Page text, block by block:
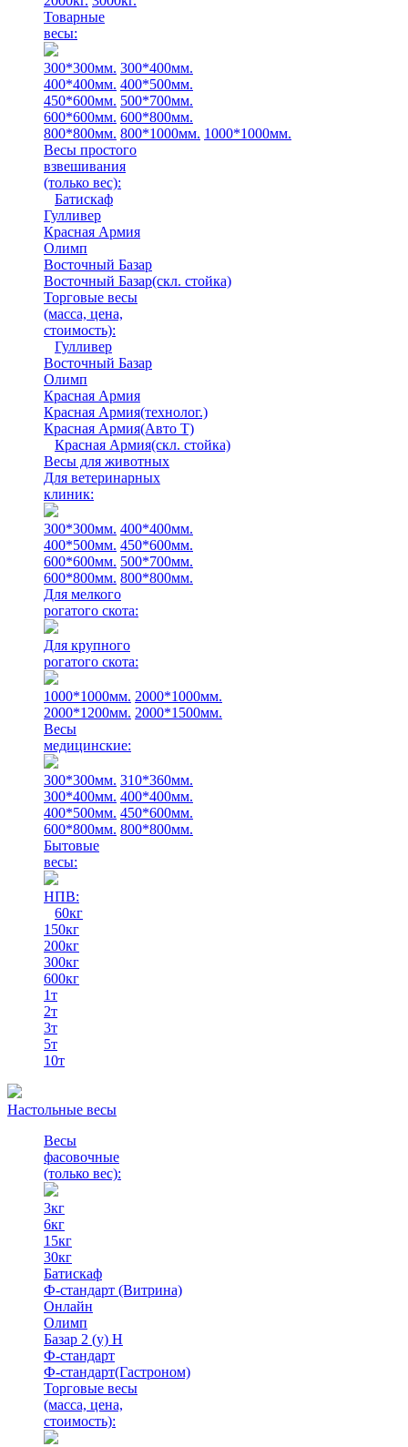
Товарные
весы:
300*300мм. 300*400мм.
400*400мм. 400*500мм.
450*600мм. 500*700мм.
600*600мм. 600*800мм.
800*800мм. 800*1000мм. 1000*1000мм.
Весы простого
взвешивания
(только вес):
Батискаф
Гулливер
Красная Армия
Олимп
Восточный Базар
Восточный Базар(скл. стойка)
Торговые весы
(масса, цена,
стоимость):
Гулливер
Восточный Базар
Олимп
Красная Армия
Красная Армия(технолог.)
Красная Армия(Авто Т)
Красная Армия(скл. стойка)
Весы для животных
Для ветеринарных
клиник:
300*300мм. 400*400мм.
400*500мм. 450*600мм.
600*600мм. 500*700мм.
600*800мм. 800*800мм.
Для мелкого
рогатого скота:
Для крупного
рогатого скота:
1000*1000мм. 2000*1000мм.
2000*1200мм. 2000*1500мм.
Весы
медицинские:
300*300мм. 310*360мм.
300*400мм. 400*400мм.
400*500мм. 450*600мм.
600*800мм. 800*800мм.
Бытовые
весы:
НПВ:
60кг
150кг
200кг
300кг
600кг
1т
2т
3т
5т
10т
Настольные весы
Весы
фасовочные
(только вес):
3кг
6кг
15кг
30кг
Батискаф
Ф-стандарт (Витрина)
Онлайн
Олимп
Базар 2 (у) Н
Ф-стандарт
Ф-стандарт(Гастроном)
Торговые весы
(масса, цена,
стоимость):